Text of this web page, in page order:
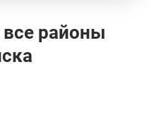
районы